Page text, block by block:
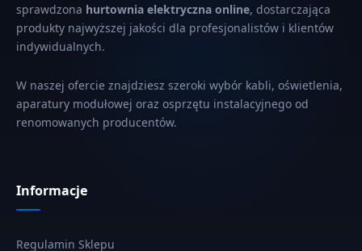
sprawdzona hurtownia elektryczna online, dostarczająca
produkty najwyższej jakości dla profesjonalistów i klientów
indywidualnych.
W naszej ofercie znajdziesz szeroki wybór kabli, oświetlenia,
aparatury modułowej oraz osprzętu instalacyjnego od
renomowanych producentów.
Informacje
Regulamin Sklepu